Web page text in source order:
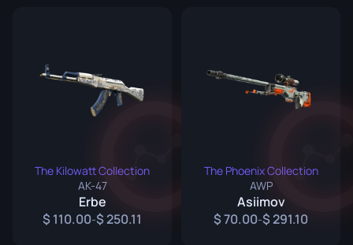
The Kilowatt Collection
AK-47
Erbe
110.00- 250.11
The Phoenix Collection
AWP
Asiimov
70.00- 291.10